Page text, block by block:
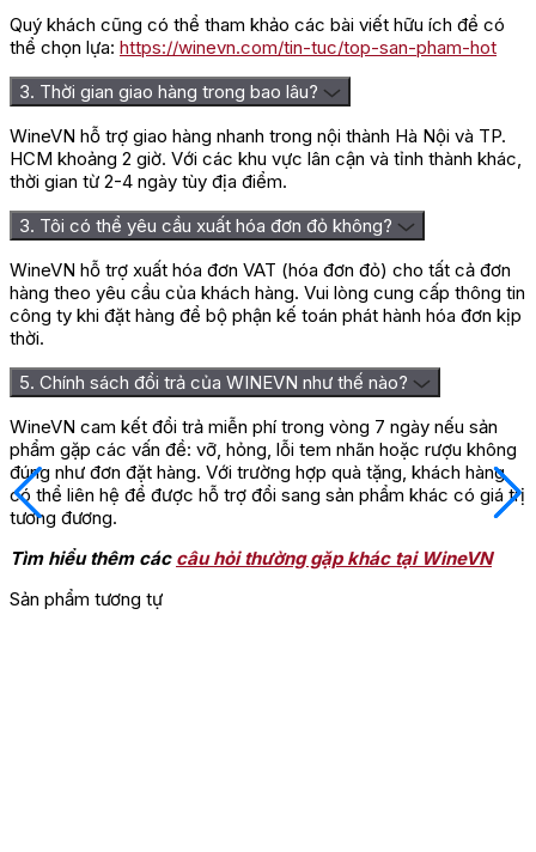
Quý khách cũng có thể tham khảo các bài viết hữu ích để có
thể chọn lựa: https://winevn.com/tin-tuc/top-san-pham-hot
3. Thời gian giao hàng trong bao lâu?
WineVN hỗ trợ giao hàng nhanh trong nội thành Hà Nội và TP.
HCM khoảng 2 giờ. Với các khu vực lân cận và tỉnh thành khác,
thời gian từ 2-4 ngày tùy địa điểm.
3. Tôi có thể yêu cầu xuất hóa đơn đỏ không?
WineVN hỗ trợ xuất hóa đơn VAT (hóa đơn đỏ) cho tất cả đơn
hàng theo yêu cầu của khách hàng. Vui lòng cung cấp thông tin
công ty khi đặt hàng để bộ phận kế toán phát hành hóa đơn kịp
thời.
5. Chính sách đổi trả của WINEVN như thế nào?
WineVN cam kết đổi trả miễn phí trong vòng 7 ngày nếu sản
phẩm gặp các vấn đề: vỡ, hỏng, lỗi tem nhãn hoặc rượu không
đúng như đơn đặt hàng. Với trường hợp quà tặng, khách hàng
có thể liên hệ để được hỗ trợ đổi sang sản phẩm khác có giá trị
tương đương.
Tìm hiểu thêm các câu hỏi thường gặp khác tại WineVN
Sản phẩm tương tự